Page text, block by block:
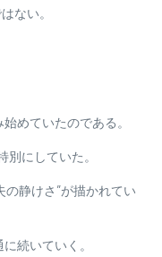
ない。
めていたのである。
にしていた。
の静けさ”が描かれてい
続いていく。